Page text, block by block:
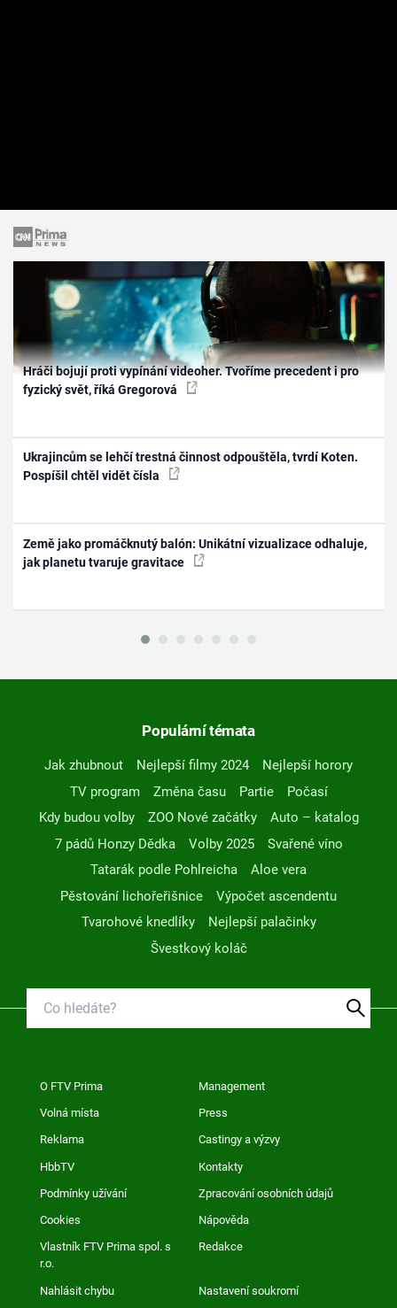
Hráči bojují proti vypínání videoher. Tvoříme precedent i pro
fyzický svět, říká Gregorová
Ukrajincům se lehčí trestná činnost odpouštěla, tvrdí Koten.
Pospíšil chtěl vidět čísla
Země jako promáčknutý balón: Unikátní vizualizace odhaluje,
jak planetu tvaruje gravitace
Populární témata
Jak zhubnout Nejlepší filmy 2024
Nejlepší horory
TV program
Změna času Partie
Počasí
Kdy budou volby
ZOO Nové začátky
Auto – katalog
7 pádů Honzy Dědka
Volby 2025
Svařené víno
Tatarák podle Pohlreicha
Aloe vera
Pěstování lichořeřišnice
Výpočet ascendentu
Tvarohové knedlíky
Nejlepší palačinky
Švestkový koláč
O FTV Prima Management
Volná místa Press
Reklama Castingy a výzvy
HbbTV Kontakty
Podmínky užívání Zpracování osobních údajů
Cookies Nápověda
Vlastník FTV Prima spol. s
r.o.
Redakce
Nahlásit chybu Nastavení soukromí